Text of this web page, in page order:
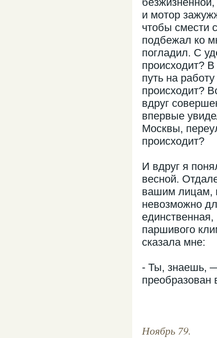
и мотор
чтобы смести
подбежал ко
погладил. С
происходит?
путь на
происходит?
вдруг
впервые
Москвы,
происходит?
И вдруг я
весной.
вашим лицам,
невозможно
паршивого
сказала мне:
- Ты, знаешь,
преобразован
Ноябрь 79.